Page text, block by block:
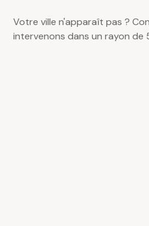
Votre ville n'apparaît pas ?
intervenons dans un rayon de